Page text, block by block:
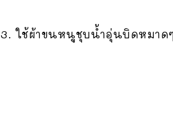
3. ใช้ผ้าขนหนูชุบน้ำอุ่นบิดหมา